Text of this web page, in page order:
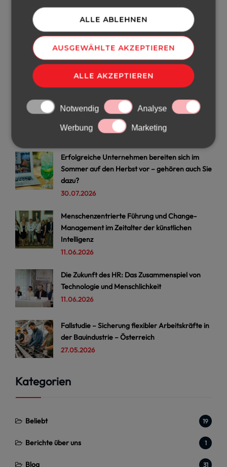
ALLE ABLEHNEN
AUSGEWÄHLTE AKZEPTIEREN
ALLE AKZEPTIEREN
Notwendig Analyse
Werbung Marketing
Unsere neuesten Artikel
Erfolgreiche Unternehmen bereiten sich im
Sommer auf den Herbst vor – gehören auch Sie
dazu?
30.07.2026
Menschenzentrierte Führung und Change-
Management im Zeitalter der künstlichen
Intelligenz
11.06.2026
Die Zukunft des HR: Das Zusammenspiel von
Technologie und Menschlichkeit
11.06.2026
Fallstudie – Sicherung flexibler Arbeitskräfte in
der Bauindustrie – Österreich
27.05.2026
Kategorien
Beliebt 19
Berichte über uns 1
Blog 31